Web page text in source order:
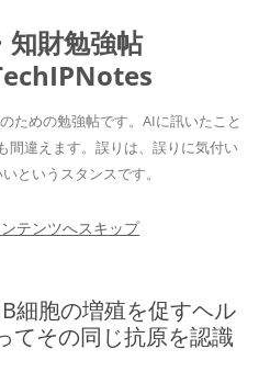
知財勉強帖
ための勉強帖です。AIに訊いたこと
間違えます。誤りは、誤りに気付い
というスタンスです。
テンツへスキップ
細胞の増殖を促すヘル
てその同じ抗原を認識